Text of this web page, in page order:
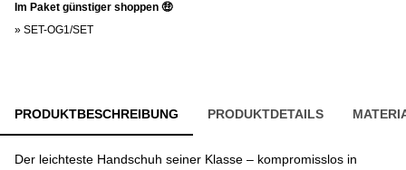
Im Paket günstiger shoppen 🤑
» SET-OG1/SET
PRODUKTBESCHREIBUNG PRODUKTDETAILS
Der leichteste Handschuh seiner Klasse – kompromisslos in